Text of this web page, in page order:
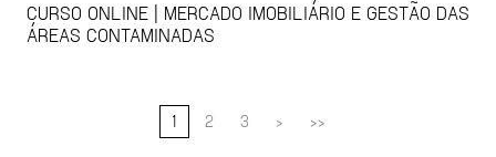
CURSO ONLINE | MERCADO IMOBILIÁRIO E GESTÃO DAS
ÁREAS CONTAMINADAS
1 2 3 > >>